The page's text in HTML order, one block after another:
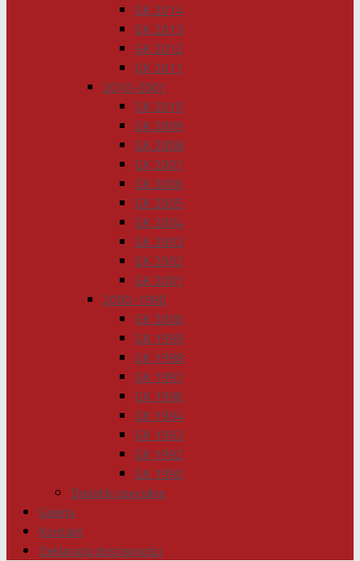
GK 2014
GK 2013
GK 2012
GK 2011
2010-2001
GK 2010
GK 2009
GK 2008
GK 2007
GK 2006
GK 2005
GK 2004
GK 2003
GK 2002
GK 2001
2000-1990
GK 2000
GK 1999
GK 1998
GK 1997
GK 1996
GK 1994
GK 1993
GK 1992
GK 1990
Dodatki specjalne
Galeria
Kontakt
Deklaracja dostępności